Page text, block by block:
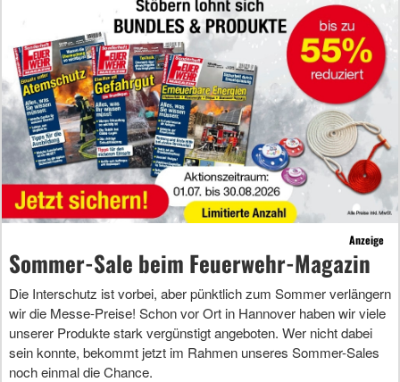
Anzeige
Sommer-Sale beim Feuerwehr-Magazin
Die Interschutz ist vorbei, aber pünktlich zum Sommer verlängern
wir die Messe-Preise! Schon vor Ort in Hannover haben wir viele
unserer Produkte stark vergünstigt angeboten. Wer nicht dabei
sein konnte, bekommt jetzt im Rahmen unseres Sommer-Sales
noch einmal die Chance.